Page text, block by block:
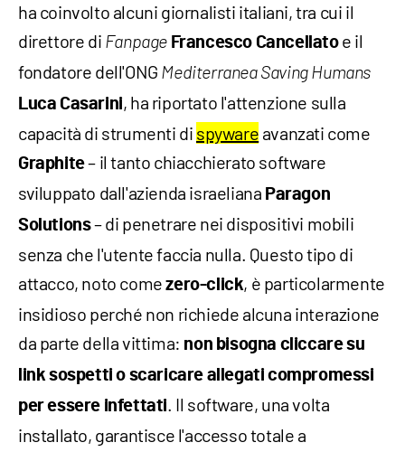
ha coinvolto alcuni giornalisti italiani, tra cui il
direttore di Fanpage Francesco Cancellatoe il
fondatore dell'ONG Mediterranea Saving Humans
Luca Casarini, ha riportato l'attenzione sulla
capacità di strumenti di spyware avanzati come
Graphite– il tanto chiacchierato software
sviluppato dall'azienda israeliana Paragon
Solutions– di penetrare nei dispositivi mobili
senza che l'utente faccia nulla. Questo tipo di
attacco, noto comezero-click, è particolarmente
insidioso perché non richiede alcuna interazione
da parte della vittima: non bisogna cliccare su
link sospetti o scaricare allegati compromessi
per essere infettati. Il software, una volta
installato, garantisce l'accesso totale a